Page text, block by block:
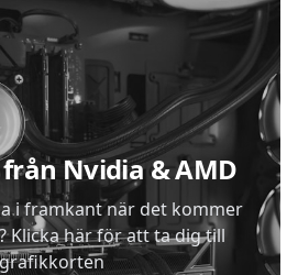
Nvidia & AMD
i framkant när det kommer
Klicka här för att ta dig till
grafikkorten